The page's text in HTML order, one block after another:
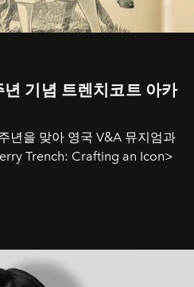
기념 트렌치코트 아카
년을 맞아 영국 V&A 뮤지엄과
Trench: Crafting an Icon>